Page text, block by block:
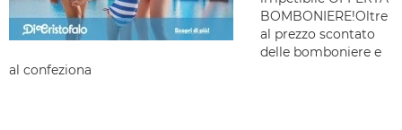
BOMBONIERE!Oltre
al prezzo scontato
delle bomboniere e
al confeziona